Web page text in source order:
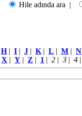
Hile adında ara |
H| I | J | K | L | M | N
X | Y | Z | 1 | 2 | 3 | 4 |